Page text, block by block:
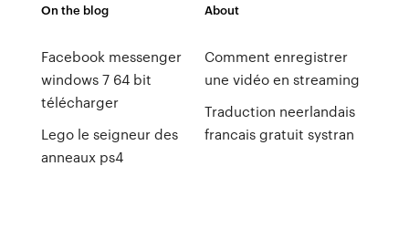
On the blog
Facebook messenger
windows 7 64 bit
télécharger
Lego le seigneur des
anneaux ps4
About
Comment enregistrer
une vidéo en streaming
Traduction neerlandais
francais gratuit systran